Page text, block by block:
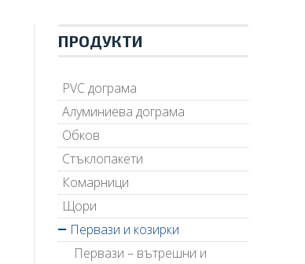
ПРОДУКТИ
PVC дограма
Алуминиева дограма
Обков
Стъклопакети
Комарници
Щори
Первази и козирки
Первази – вътрешни и